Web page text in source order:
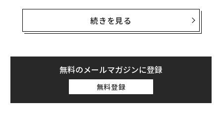
「ルピー安」が映すインドの窮状 トランプ関税やイラン情勢で打撃、AI
タグ：
ドナルド・トランプ 紛争/戦争
イラン、フーシ派によるバブ・エル・マンデブ
海峡の封鎖を示唆
停戦が終わり得ると報じた。またイエメンの同盟勢力
が、イスラエルを「罰する」ためにバブ・エル・マンデ
ブ海峡を封鎖する可能性があると伝えた。
続きを見る
無料のメールマガジンに登録
無料登録